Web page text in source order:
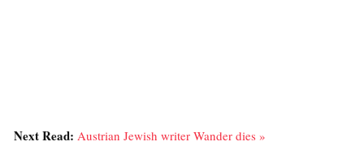
Next Read: Austrian Jewish writer Wander dies »